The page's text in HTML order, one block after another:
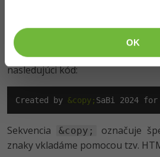
OK
Do pätičky stránky patria
vytvorenia a kto web vytvoril. Pri
zvykom do pätičky
osobne mi to príde
nasledujúci kód:
Created by &copy; SaBi 2024 for
Sekvencia &copy; označuje
znaky vkladáme pomocou tzv.